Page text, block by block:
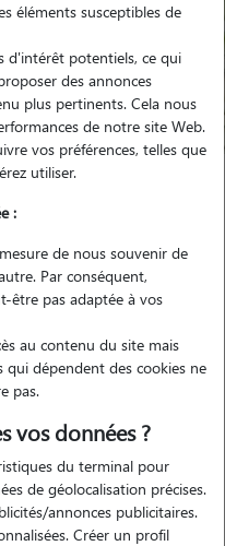
?
Sitter
d'accueil
éléments susceptibles de
d'intérêt potentiels, ce qui
des annonces
plus pertinents. Cela nous
de notre site Web.
vos préférences, telles que
utiliser.
:
de nous souvenir de
Par conséquent,
être pas adaptée à vos
au contenu du site mais
qui dépendent des cookies ne
pas.
vos données ?
du terminal pour
de géolocalisation précises.
annonces publicitaires.
Créer un profil